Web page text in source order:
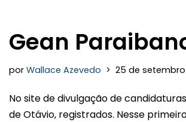
Gean
por Wallace Azevedo 25 de
No site de divulgação de
de Otávio, registrados. Nesse